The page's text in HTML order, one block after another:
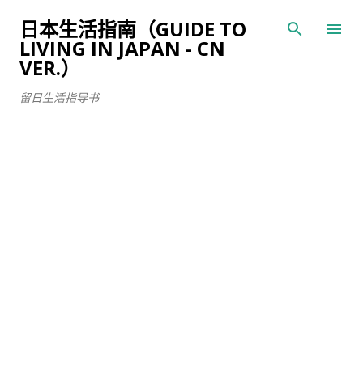
跳至主要内容
日本生活指南（GUIDE TO
LIVING IN JAPAN - CN
VER.）
留日生活指导书